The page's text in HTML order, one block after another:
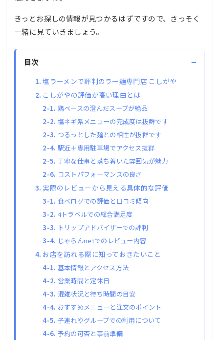
きっとお探しの情報が見つかるはずですので、さっそく
一緒に見ていきましょう。
目次 −
塩ラーメンで評判のラー麺専門店 こしがや
こしがやの評価が高い理由とは
鶏ベースの澄んだスープが絶品
塩ネギ系メニューの完成度は抜群です
つるっとした麺との相性が抜群です
駅近＋専用駐車場でアクセス抜群
丁寧な仕事と落ち着いた雰囲気が魅力
コストパフォーマンスの良さ
実際のレビューから見える具体的な評価
食べログでの評価と口コミ傾向
4トラベルでの総合満足度
トリップアドバイザーでの評判
じゃらんnetでのレビュー内容
お店を訪れる際に知っておきたいこと
基本情報とアクセス方法
営業時間と定休日
混雑状況と待ち時間の目安
おすすめメニューと注文のポイント
子連れやグループでの利用について
予約の可否と事前準備